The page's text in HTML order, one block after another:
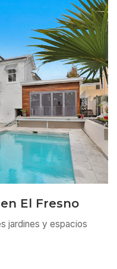
El Fresno
jardines y espacios